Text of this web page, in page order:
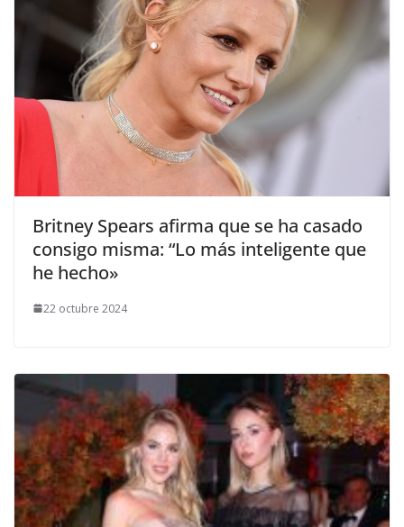
​Britney Spears afirma que se ha casado
consigo misma: “Lo más inteligente que
he hecho»
22 octubre 2024